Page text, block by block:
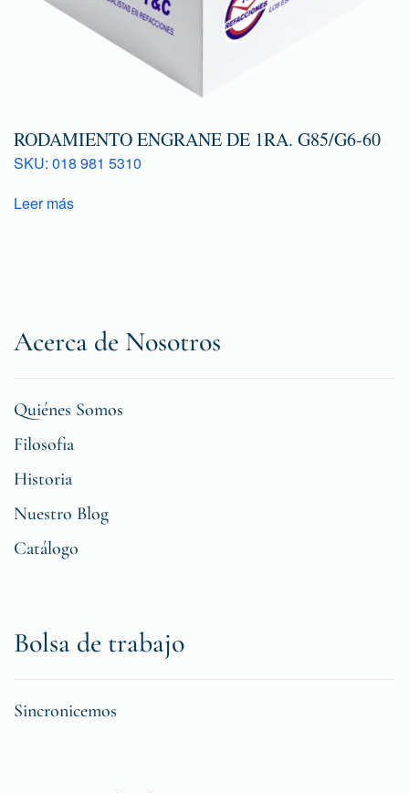
RODAMIENTO ENGRANE DE 1RA. G85/G6-60
SKU: 018 981 5310
Leer más
Acerca de Nosotros
Quiénes Somos
Filosofia
Historia
Nuestro Blog
Catálogo
Bolsa de trabajo
Sincronicemos